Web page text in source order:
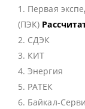
1. Первая
(ПЭК)
2. СДЭК
3. КИТ
4. Энергия
5. РАТЕК
6. Байкал-